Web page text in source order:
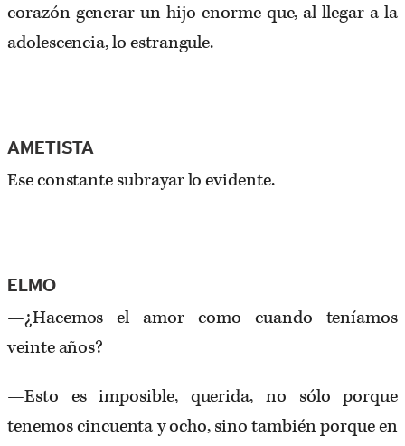
corazón generar un hijo enorme que, al llegar a la
adolescencia, lo estrangule.
AMETISTA
Ese constante subrayar lo evidente.
ELMO
—¿Hacemos el amor como cuando teníamos
veinte años?
—Esto es imposible, querida, no sólo porque
tenemos cincuenta y ocho, sino también porque en